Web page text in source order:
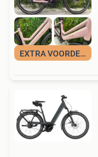
EXTRA VOORDELIG